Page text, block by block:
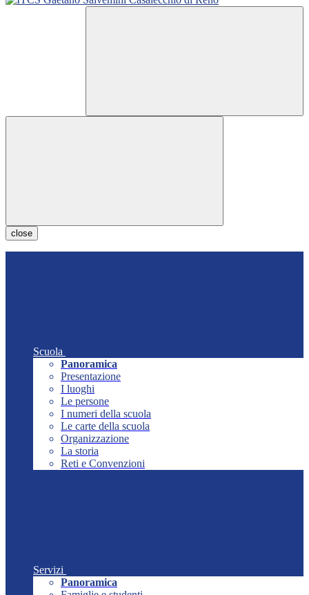
close
Scuola
Panoramica
Presentazione
I luoghi
Le persone
I numeri della scuola
Le carte della scuola
Organizzazione
La storia
Reti e Convenzioni
Servizi
Panoramica